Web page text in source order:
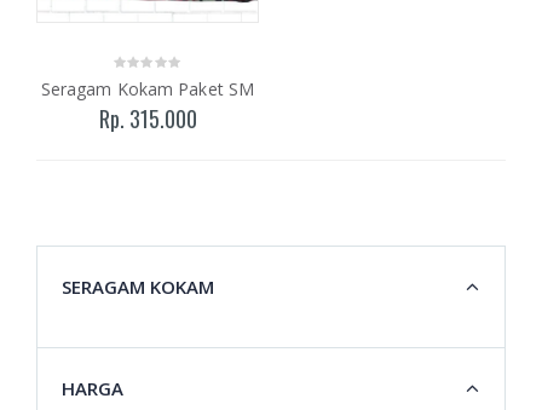
Seragam Kokam Paket SM
Rp. 315.000
SERAGAM KOKAM
HARGA